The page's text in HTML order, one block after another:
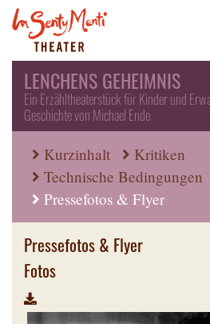
LENCHENS GEHEIMNIS
Ein Erzähltheaterstück für Kinder und
Geschichte von Michael Ende
Kurzinhalt
Kritiken
Technische Bedingungen
Pressefotos & Flyer
Pressefotos & Flyer
Fotos